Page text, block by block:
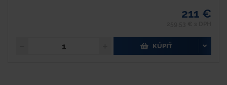
211 €
KÚPIŤ